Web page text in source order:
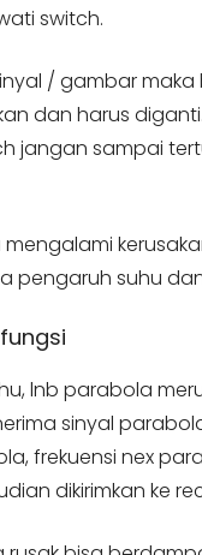
switch.
/ gambar
dan harus
jangan sampai
pengaruh suhu
lnb parabola
sinyal
frekuensi nex
dikirimkan ke